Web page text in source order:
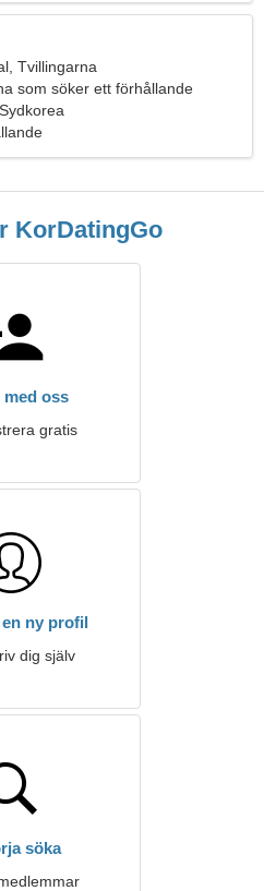
Tvillingarna
som söker ett förhållande
KorDatingGo
med oss
gratis
en ny profil
dig själv
söka